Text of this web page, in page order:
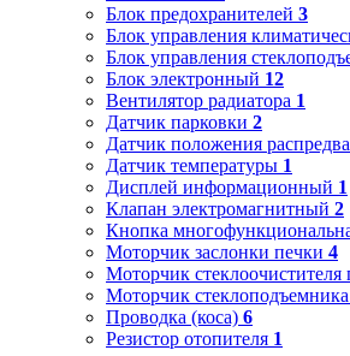
Блок предохранителей 3
Блок управления
Блок управления
Блок электронный 12
Вентилятор радиатора 1
Датчик парковки 2
Датчик положения
Датчик температуры 1
Дисплей информационный 1
Клапан электромагнитный 2
Кнопка
Моторчик заслонки печки 4
Моторчик стеклоочистителя
Моторчик стеклоподъемника
Проводка (коса) 6
Резистор отопителя 1